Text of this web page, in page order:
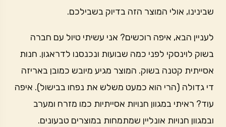
שבינינו, אולי המוצר הזה בדיוק בשבילכם.
לעניין הבא, איפה רוכשים? אני עשיתי טיול עם חברה
בשוק לוינסקי לפני כמה שבועות ונכנסנו לדראגון. חנות
אסייתית קטנה בשוק. המוצר מגיע מיובש כמובן באריזה
די גדולה (הרי הוא כמעט משלש את נפחו בבישול). איפה
עוד? ראיתי במגוון חנויות אסייתיות כמו מזרח ומערב
ובמגוון חנויות אונליין שמתמחות במוצרים טבעונים.